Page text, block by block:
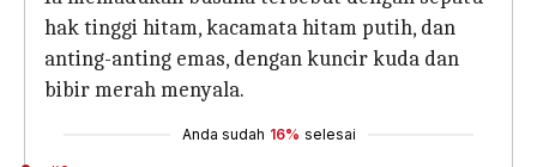
hak tinggi hitam, kacamata hitam putih, dan
anting-anting emas, dengan kuncir kuda dan
bibir merah menyala.
Anda sudah 16% selesai